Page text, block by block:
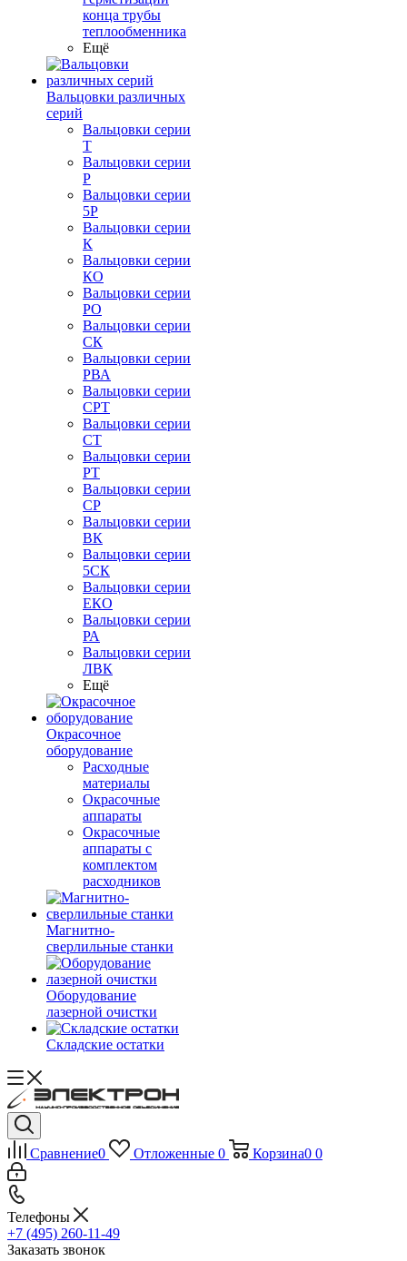
конца трубы
теплообменника
Ещё
Вальцовки различных
серий
Вальцовки серии
Т
Вальцовки серии
Р
Вальцовки серии
5Р
Вальцовки серии
К
Вальцовки серии
КО
Вальцовки серии
РО
Вальцовки серии
СК
Вальцовки серии
РВА
Вальцовки серии
СРТ
Вальцовки серии
СТ
Вальцовки серии
РТ
Вальцовки серии
СР
Вальцовки серии
ВК
Вальцовки серии
5СК
Вальцовки серии
ЕКО
Вальцовки серии
РА
Вальцовки серии
ЛВК
Ещё
Окрасочное
оборудование
Расходные
материалы
Окрасочные
аппараты
Окрасочные
аппараты с
комплектом
расходников
Магнитно-
сверлильные станки
Оборудование
лазерной очистки
Складские остатки
Сравнение0 Отложенные 0 Корзина0 0
Телефоны
+7 (495) 260-11-49
Заказать звонок